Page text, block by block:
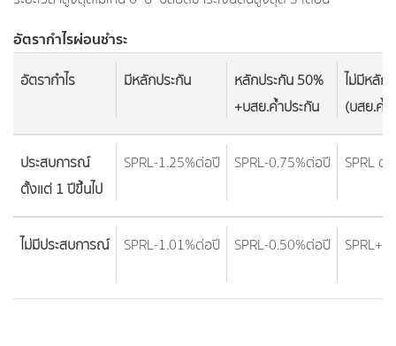
อัตรากำไรผ่อนชำระ
อัตรากำไร มีหลักประกัน หลักประกัน 50%
+บสย.ค้ำประกัน
ไม่มีหลัก
(บสย.ค้ำ
ประสบการณ์
ตั้งแต่ 1 ปีขึ้นไป
SPRL-1.25%ต่อปี SPRL-0.75%ต่อปี SPRL ต่
ไม่มีประสบการณ์ SPRL-1.01%ต่อปี SPRL-0.50%ต่อปี